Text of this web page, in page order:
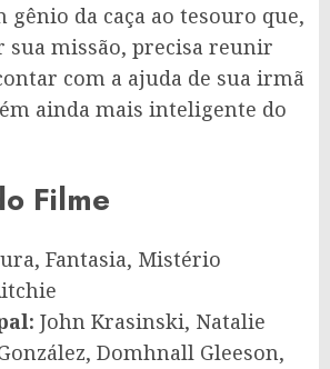
gênio da caça ao tesouro que,
sua missão, precisa reunir
com a ajuda de sua irmã
ainda mais inteligente do
Filme
Fantasia, Mistério
John Krasinski, Natalie
Domhnall Gleeson,